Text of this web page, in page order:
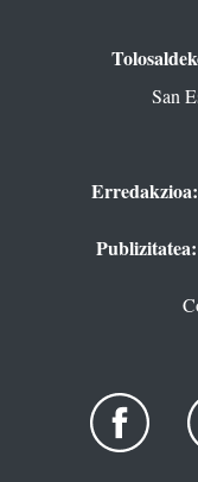
San
Erredakzioa:
Publizitatea: